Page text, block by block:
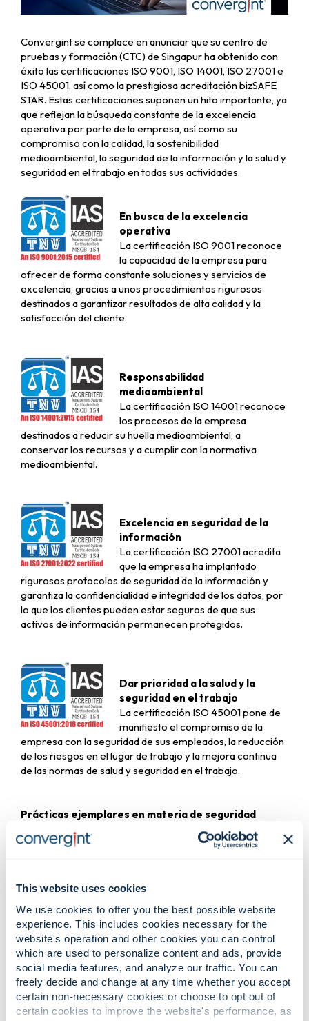
This website uses cookies
We use cookies to offer you the best possible website
experience. This includes cookies necessary for the
website's operation and other cookies you can control
which are used to personalize content and ads, provide
social media features, and analyze our traffic. You can
freely decide and change at any time whether you accept
certain non-necessary cookies or choose to opt out of
certain cookies to improve the website's performance, as
Convergint se complace en anunciar que su centro de
pruebas y formación (CTC) de Singapur ha obtenido con
éxito las certificaciones ISO 9001, ISO 14001, ISO 27001 e
ISO 45001, así como la prestigiosa acreditación bizSAFE
STAR. Estas certificaciones suponen un hito importante, ya
que reflejan la búsqueda constante de la excelencia
operativa por parte de la empresa, así como su
compromiso con la calidad, la sostenibilidad
medioambiental, la seguridad de la información y la salud y
seguridad en el trabajo en todas sus actividades.
En busca de la excelencia
operativa
La certificación ISO 9001 reconoce
la capacidad de la empresa para
ofrecer de forma constante soluciones y servicios de
excelencia, gracias a unos procedimientos rigurosos
destinados a garantizar resultados de alta calidad y la
satisfacción del cliente.
Responsabilidad
medioambiental
La certificación ISO 14001 reconoce
los procesos de la empresa
destinados a reducir su huella medioambiental, a
conservar los recursos y a cumplir con la normativa
medioambiental.
Excelencia en seguridad de la
información
La certificación ISO 27001 acredita
que la empresa ha implantado
rigurosos protocolos de seguridad de la información y
garantiza la confidencialidad e integridad de los datos, por
lo que los clientes pueden estar seguros de que sus
activos de información permanecen protegidos.
Dar prioridad a la salud y la
seguridad en el trabajo
La certificación ISO 45001 pone de
manifiesto el compromiso de la
empresa con la seguridad de sus empleados, la reducción
de los riesgos en el lugar de trabajo y la mejora continua
de las normas de salud y seguridad en el trabajo.
Prácticas ejemplares en materia de seguridad
Además, Convergint Singapur también ha obtenido la
bizSAFE STAR es el nivel más alto de
acreditación de bizSAFE, un
programa reconocido a nivel
nacional diseñado para ayudar a las
empresas que operan en Singapur a desarrollar sus
capacidades en materia de seguridad y salud en el trabajo.
Esta acreditación reafirma el compromiso ejemplar de la